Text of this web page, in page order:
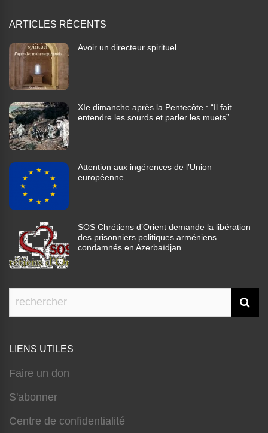
ARTICLES RÉCENTS
Avoir un directeur spirituel
XIe dimanche après la Pentecôte : “Il fait
entendre les sourds et parler les muets”
Attention aux ingérences de l’Union
européenne
SOS Chrétiens d’Orient demande la libération
des prisonniers politiques arméniens
condamnés en Azerbaïdjan
LIENS UTILES
Faire un don
S'abonner
Centre de confidentialité